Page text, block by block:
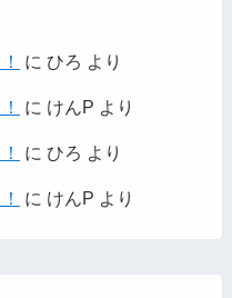
に ひろ より
に けんP より
に ひろ より
に けんP より